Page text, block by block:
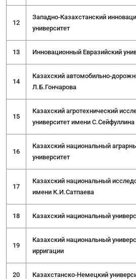
12
Западно-Казахстанский
университет
13 Инновационный Евразийский
14
Казахский автомобильно-
Л.Б.Гончарова
15
Казахский агротехнический
университет имени С.Сейфуллина
16
Казахский национальный
университет
17
Казахский национальный
имени К.И.Сатпаева
18 Казахский национальный
19
Казахский национальный
ирригации
20 Казахстанско-Немецкий